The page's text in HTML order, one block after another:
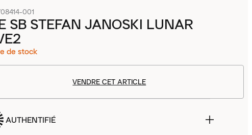
001
SB STEFAN JANOSKI LUNAR
de stock
VENDRE CET ARTICLE
AUTHENTIFIÉ